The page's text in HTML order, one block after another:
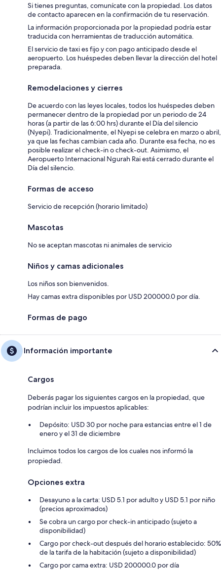
Si tienes preguntas, comunícate con la propiedad. Los datos
de contacto aparecen en la confirmación de tu reservación.
La información proporcionada por la propiedad podría estar
traducida con herramientas de traducción automática.
El servicio de taxi es fijo y con pago anticipado desde el
aeropuerto. Los huéspedes deben llevar la dirección del hotel
preparada.
Remodelaciones y cierres
De acuerdo con las leyes locales, todos los huéspedes deben
permanecer dentro de la propiedad por un periodo de 24
horas (a partir de las 6:00 hrs) durante el Día del silencio
(Nyepi). Tradicionalmente, el Nyepi se celebra en marzo o abril,
ya que las fechas cambian cada año. Durante esa fecha, no es
posible realizar el check-in o check-out. Asimismo, el
Aeropuerto Internacional Ngurah Rai está cerrado durante el
Día del silencio.
Formas de acceso
Servicio de recepción (horario limitado)
Mascotas
No se aceptan mascotas ni animales de servicio
Niños y camas adicionales
Los niños son bienvenidos.
Hay camas extra disponibles por USD 200000.0 por día.
Formas de pago
Información importante
Cargos
Deberás pagar los siguientes cargos en la propiedad, que
podrían incluir los impuestos aplicables:
Depósito: USD 30 por noche para estancias entre el 1 de
enero y el 31 de diciembre
Incluimos todos los cargos de los cuales nos informó la
propiedad.
Opciones extra
Desayuno a la carta: USD 5.1 por adulto y USD 5.1 por niño
(precios aproximados)
Se cobra un cargo por check-in anticipado (sujeto a
disponibilidad)
Cargo por check-out después del horario establecido: 50%
de la tarifa de la habitación (sujeto a disponibilidad)
Cargo por cama extra: USD 200000.0 por día